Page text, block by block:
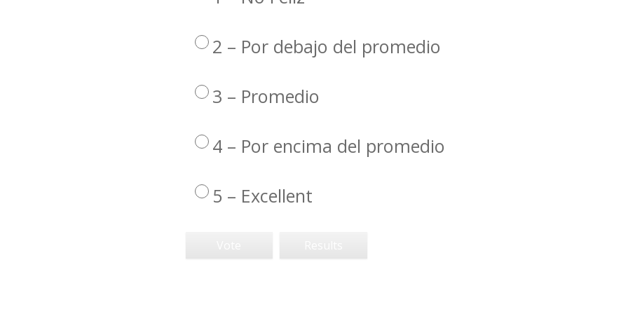
2 – Por debajo del promedio
3 – Promedio
4 – Por encima del promedio
5 – Excellent